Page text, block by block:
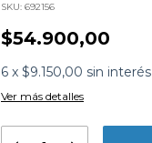
SKU: 692156
$54.900,00
6 x $9.150,00 sin interés
Ver más detalles